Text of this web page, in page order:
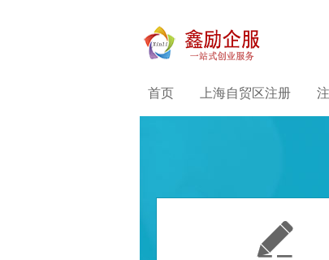
首页 上海自贸区注册
